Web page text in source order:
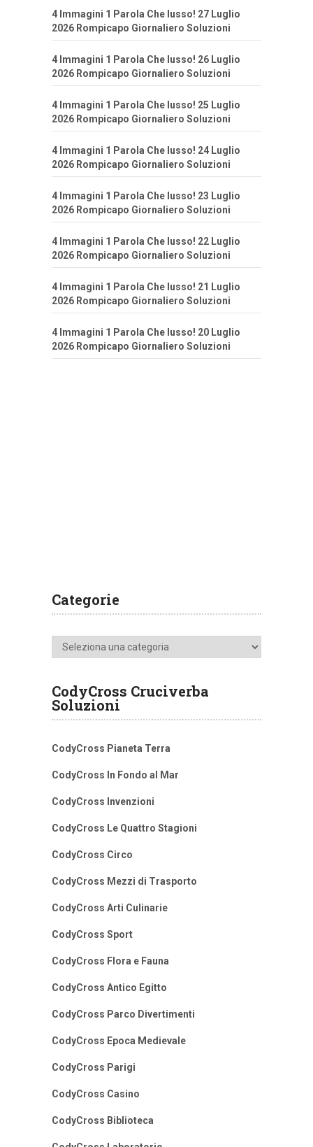
4 Immagini 1 Parola Che lusso! 27 Luglio
2026 Rompicapo Giornaliero Soluzioni
4 Immagini 1 Parola Che lusso! 26 Luglio
2026 Rompicapo Giornaliero Soluzioni
4 Immagini 1 Parola Che lusso! 25 Luglio
2026 Rompicapo Giornaliero Soluzioni
4 Immagini 1 Parola Che lusso! 24 Luglio
2026 Rompicapo Giornaliero Soluzioni
4 Immagini 1 Parola Che lusso! 23 Luglio
2026 Rompicapo Giornaliero Soluzioni
4 Immagini 1 Parola Che lusso! 22 Luglio
2026 Rompicapo Giornaliero Soluzioni
4 Immagini 1 Parola Che lusso! 21 Luglio
2026 Rompicapo Giornaliero Soluzioni
4 Immagini 1 Parola Che lusso! 20 Luglio
2026 Rompicapo Giornaliero Soluzioni
Categorie
Categorie
CodyCross Cruciverba
Soluzioni
CodyCross Pianeta Terra
CodyCross In Fondo al Mar
CodyCross Invenzioni
CodyCross Le Quattro Stagioni
CodyCross Circo
CodyCross Mezzi di Trasporto
CodyCross Arti Culinarie
CodyCross Sport
CodyCross Flora e Fauna
CodyCross Antico Egitto
CodyCross Parco Divertimenti
CodyCross Epoca Medievale
CodyCross Parigi
CodyCross Casino
CodyCross Biblioteca